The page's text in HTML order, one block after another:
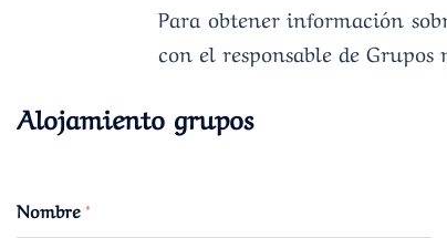
Para obtener información
con el responsable de
Alojamiento grupos
Nombre *